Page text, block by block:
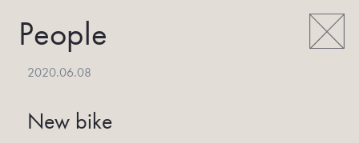
People
2020.06.08
New bike